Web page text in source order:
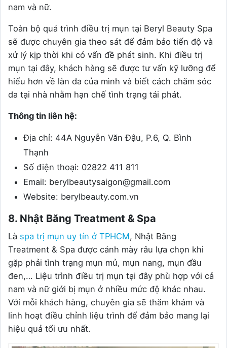
nam và nữ.
Toàn bộ quá trình điều trị mụn tại Beryl Beauty Spa
sẽ được chuyên gia theo sát để đảm bảo tiến độ và
xử lý kịp thời khi có vấn đề phát sinh. Khi điều trị
mụn tại đây, khách hàng sẽ được tư vấn kỹ lưỡng để
hiểu hơn về làn da của mình và biết cách chăm sóc
da tại nhà nhằm hạn chế tình trạng tái phát.
Thông tin liên hệ:
Địa chỉ: 44A Nguyễn Văn Đậu, P.6, Q. Bình
Thạnh
Số điện thoại: 02822 411 811
Email: berylbeautysaigon@gmail.com
Website: berylbeauty.com.vn
8. Nhật Băng Treatment & Spa
Là spa trị mụn uy tín ở TPHCM, Nhật Băng
Treatment & Spa được cánh mày râu lựa chọn khi
gặp phải tình trạng mụn mủ, mụn nang, mụn đầu
đen,… Liệu trình điều trị mụn tại đây phù hợp với cả
nam và nữ giới bị mụn ở nhiều mức độ khác nhau.
Với mỗi khách hàng, chuyên gia sẽ thăm khám và
linh hoạt điều chỉnh liệu trình để đảm bảo mang lại
hiệu quả tối ưu nhất.